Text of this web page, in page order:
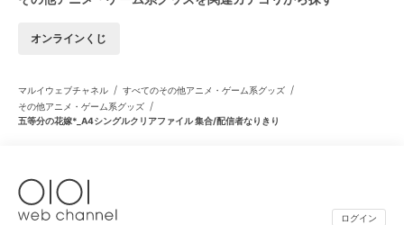
オンラインくじ
マルイウェブチャネル / すべてのその他アニメ・ゲーム系グッズ /
その他アニメ・ゲーム系グッズ /
五等分の花嫁*_A4シングルクリアファイル 集合/配信者なりきり
ログイン